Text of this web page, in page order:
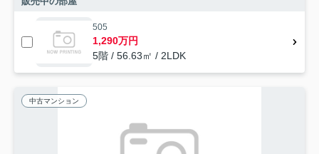
505
1,290万円
5階 / 56.63㎡ / 2LDK
中古マンション